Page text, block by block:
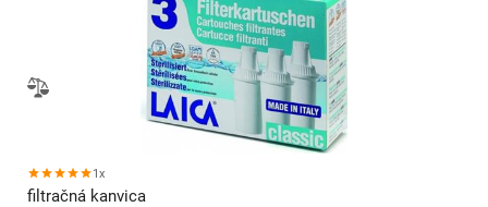
1x
filtračná kanvica